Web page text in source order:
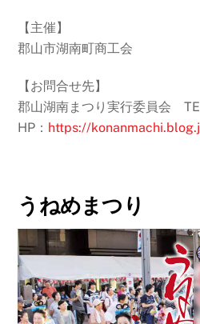
【主催】
郡山市湖南町商工会
【お問合せ先】
郡山湖南まつり実行委員会
HP： https://
うねめまつり